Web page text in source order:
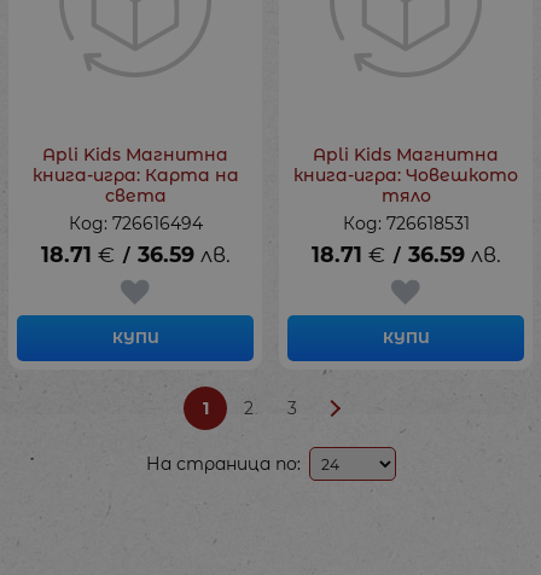
Apli Kids Магнитна
книга-игра: Карта на
света
Код: 726616494
18.71 € / 36.59 лв.
КУПИ
Apli Kids Магнитна
книга-игра: Човешкото
тяло
Код: 726618531
18.71 € / 36.59 лв.
КУПИ
1 2 3
На страница по: